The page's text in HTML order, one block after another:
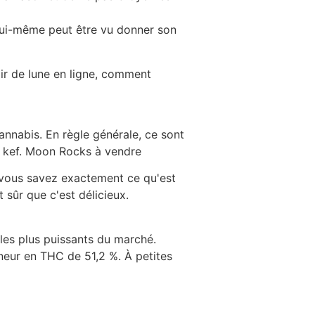
même peut être vu donner son
de lune en ligne, comment
En règle générale, ce sont
Moon Rocks à vendre
savez exactement ce qu'est
sûr que c'est délicieux.
plus puissants du marché.
en THC de 51,2 %. À petites